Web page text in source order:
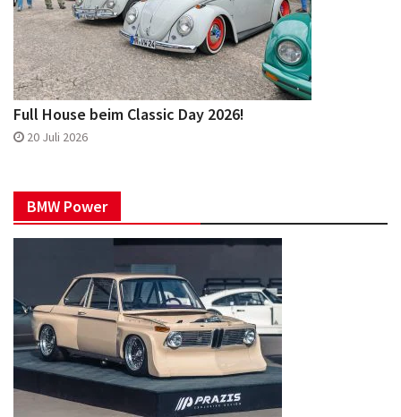
Full House beim Classic Day 2026!
20 Juli 2026
BMW Power